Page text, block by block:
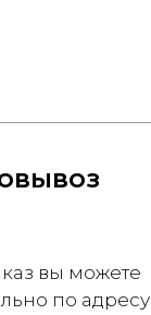
вы можете
по адресу